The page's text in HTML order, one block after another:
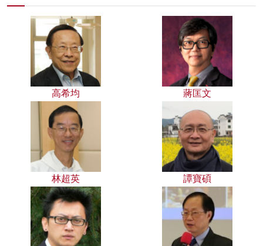
高希均 蔣匡文
林超英 譚寶碩